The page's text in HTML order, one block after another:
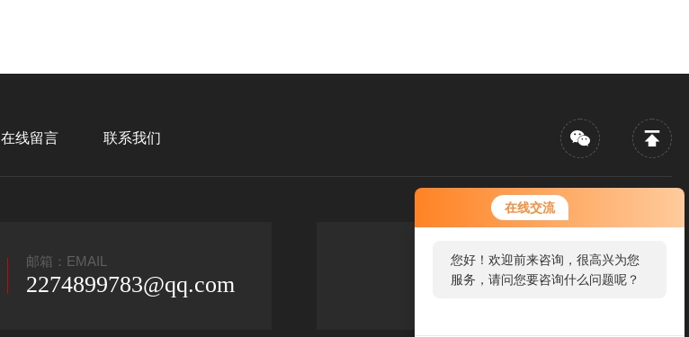
在线交流
您好！欢迎前来咨询，很高兴为您
服务，请问您要咨询什么问题呢？
在线留言 联系我们
邮箱：EMAIL
2274899783@qq.com
传真：FAX